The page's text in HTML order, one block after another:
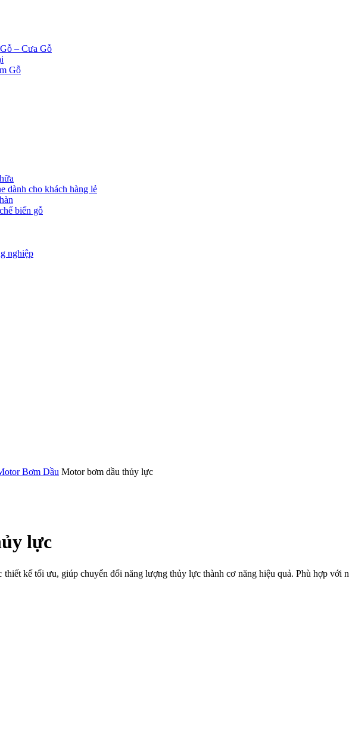
– Cưa Gỗ
Gỗ
dành cho khách hàng lẻ
biến gỗ
nghiệp
Bơm Dầu Motor bơm dầu thủy lực
lực
kế tối ưu, giúp chuyển đổi năng lượng thủy lực thành cơ năng hiệu quả. Phù hợp với